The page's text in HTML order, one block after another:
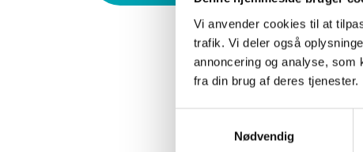
Vi anvender cookies til at
trafik. Vi deler også
annoncering og analyse, som
fra din brug af deres tjenester.
Nødvendig